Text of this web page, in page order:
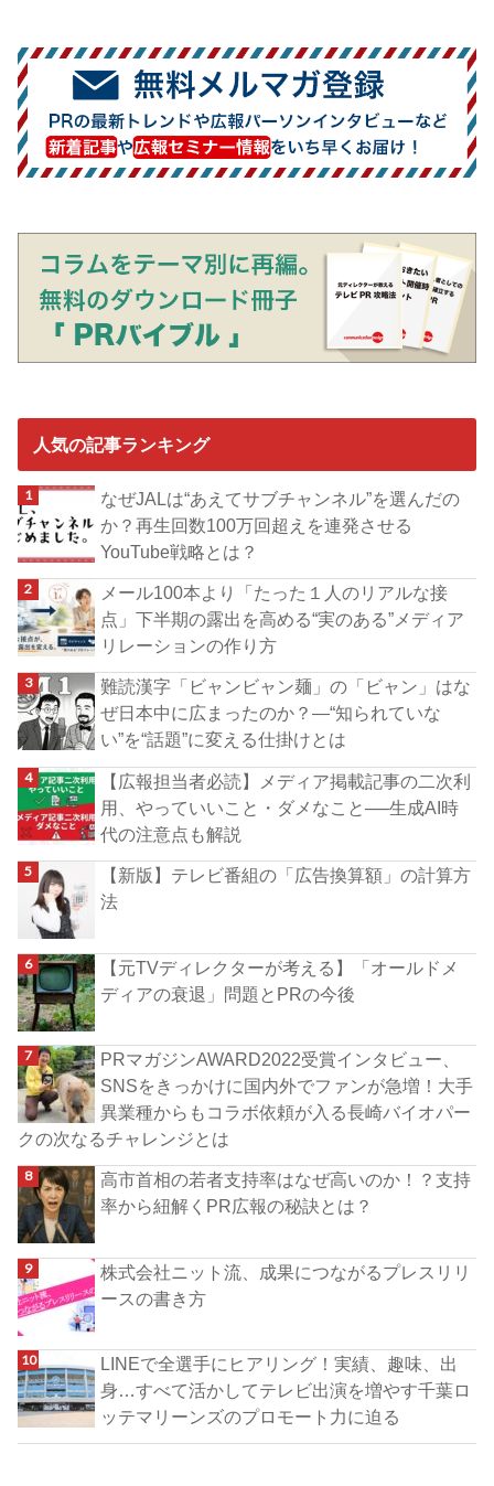
人気の記事ランキング
なぜJALは“あえてサブチャンネル”を選んだの
か？再生回数100万回超えを連発させる
YouTube戦略とは？
メール100本より「たった１人のリアルな接
点」下半期の露出を高める“実のある”メディア
リレーションの作り方
難読漢字「ビャンビャン麺」の「ビャン」はな
ぜ日本中に広まったのか？―“知られていな
い”を“話題”に変える仕掛けとは
【広報担当者必読】メディア掲載記事の二次利
用、やっていいこと・ダメなこと──生成AI時
代の注意点も解説
【新版】テレビ番組の「広告換算額」の計算方
法
【元TVディレクターが考える】「オールドメ
ディアの衰退」問題とPRの今後
PRマガジンAWARD2022受賞インタビュー、
SNSをきっかけに国内外でファンが急増！大手
異業種からもコラボ依頼が入る長崎バイオパー
クの次なるチャレンジとは
高市首相の若者支持率はなぜ高いのか！？支持
率から紐解くPR広報の秘訣とは？
株式会社ニット流、成果につながるプレスリリ
ースの書き方
LINEで全選手にヒアリング！実績、趣味、出
身…すべて活かしてテレビ出演を増やす千葉ロ
ッテマリーンズのプロモート力に迫る